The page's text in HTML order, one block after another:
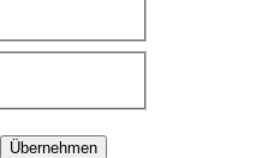
Übernehmen